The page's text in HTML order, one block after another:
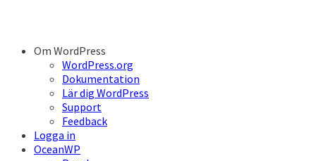
Om WordPress
WordPress.org
Dokumentation
Lär dig WordPress
Support
Feedback
Logga in
OceanWP